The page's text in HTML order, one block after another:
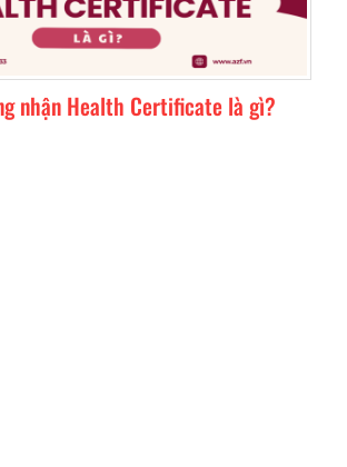
nhận Health Certificate là gì?